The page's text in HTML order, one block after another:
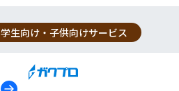
学生向け・子供向けサービス